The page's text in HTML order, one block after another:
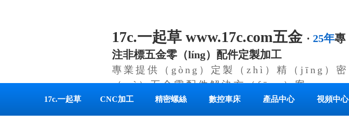
17c.一起草 www.17c.com五金 · 25年專
注非標五金零（líng）配件定製加工
專業提供（gòng）定製（zhì）精（jīng）密
（mì）五金零配件解決方（fāng）案
17c.一起草 CNC加工 精密螺絲 數控車床 產品中心 視頻中心